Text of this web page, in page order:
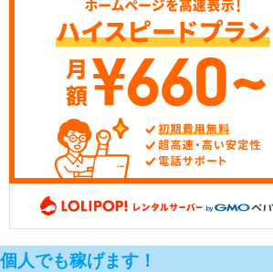
個人でも稼げます！